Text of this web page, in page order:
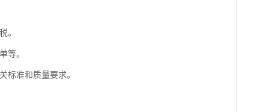
。
等。
标准和质量要求。